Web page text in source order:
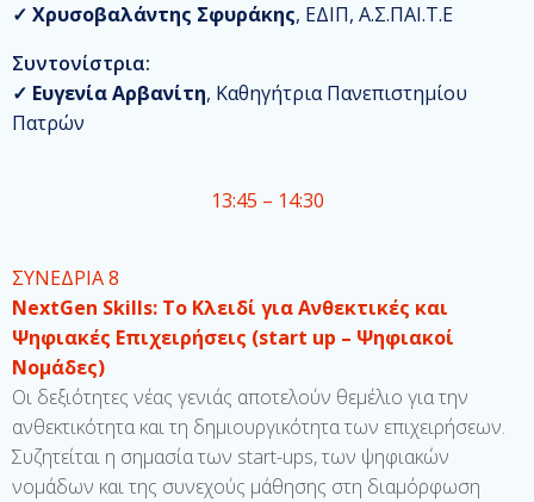
✓ Χρυσοβαλάντης Σφυράκης, ΕΔΙΠ, Α.Σ.ΠΑΙ.Τ.Ε
Συντονίστρια:
✓ Ευγενία Αρβανίτη, Καθηγήτρια Πανεπιστημίου
Πατρών
13:45 – 14:30
ΣΥΝΕΔΡΙΑ 8
NextGen Skills: Το Κλειδί για Ανθεκτικές και
Ψηφιακές Επιχειρήσεις (start up – Ψηφιακοί
Νομάδες)
Οι δεξιότητες νέας γενιάς αποτελούν θεμέλιο για την
ανθεκτικότητα και τη δημιουργικότητα των επιχειρήσεων.
Συζητείται η σημασία των start-ups, των ψηφιακών
νομάδων και της συνεχούς μάθησης στη διαμόρφωση